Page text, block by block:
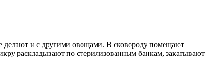
и с другими овощами. В сковороду помещают
раскладывают по стерилизованным банкам, закатывают